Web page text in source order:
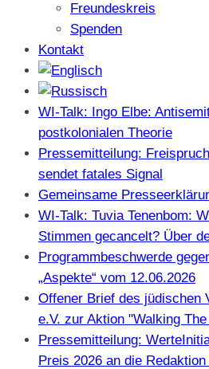
Freundeskreis
Spenden
Kontakt
WI-Talk: Ingo Elbe:
postkolonialen Theorie
Pressemitteilung:
sendet fatales Signal
Gemeinsame
WI-Talk: Tuvia Tenenbom:
Stimmen gecancelt? Über
Programmbeschwerde
„Aspekte“ vom 12.06.2026
Offener Brief des jüdischen
e.V. zur Aktion "Walking
Pressemitteilung:
Preis 2026 an die